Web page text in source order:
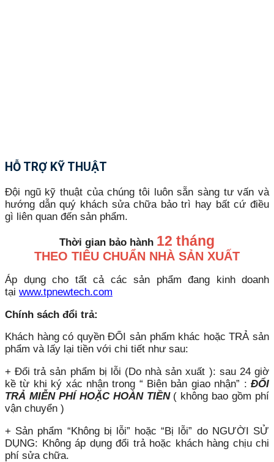
HỖ TRỢ KỸ THUẬT
Đội ngũ kỹ thuật của chúng tôi luôn sẵn sàng tư vấn và
hướng dẫn quý khách sửa chữa bảo trì hay bất cứ điều
gì liên quan đến sản phẩm.
Thời gian bảo hành 12 tháng
THEO TIÊU CHUẨN NHÀ SẢN XUẤT
Áp dụng cho tất cả các sản phẩm đang kinh doanh
tại www.tpnewtech.com
Chính sách đổi trả:
Khách hàng có quyền ĐỔI sản phẩm khác hoặc TRẢ sản
phẩm và lấy lại tiền với chi tiết như sau:
+ Đổi trả sản phẩm bị lỗi (Do nhà sản xuất ): sau 24 giờ
kề từ khi ký xác nhận trong “ Biên bản giao nhận” : ĐỔI
TRẢ MIỄN PHÍ HOẶC HOÀN TIỀN( không bao gồm phí
vận chuyển )
+ Sản phẩm “Không bị lỗi” hoặc “Bị lỗi” do NGƯỜI SỬ
DỤNG: Không áp dụng đổi trả hoặc khách hàng chịu chi
phí sửa chữa.